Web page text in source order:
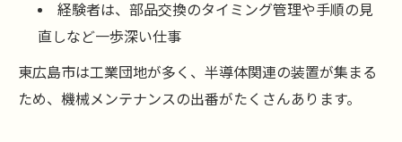
経験者は、部品交換のタイミング管理や手順の見
直しなど一歩深い仕事
東広島市は工業団地が多く、半導体関連の装置が集まる
ため、機械メンテナンスの出番がたくさんあります。